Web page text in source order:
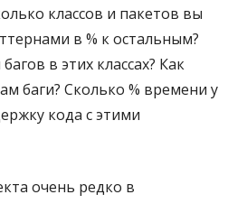
классов и пакетов вы
в % к остальным?
в этих классах? Как
баги? Сколько % времени у
кода с этими
очень редко в